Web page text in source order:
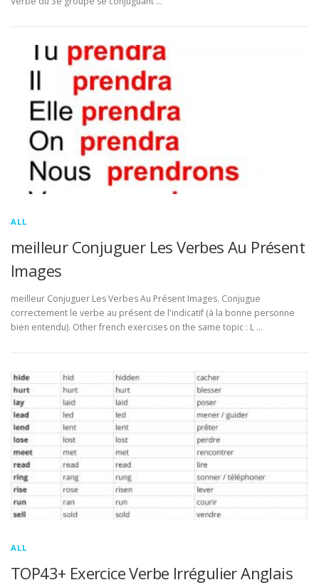
ALL
meilleur Conjuguer Les Verbes Au Présent
Images
meilleur Conjuguer Les Verbes Au Présent Images. Conjugue
correctement le verbe au présent de l'indicatif (à la bonne personne
bien entendu). Other french exercises on the same topic : L …
ALL
TOP43+ Exercice Verbe Irrégulier Anglais